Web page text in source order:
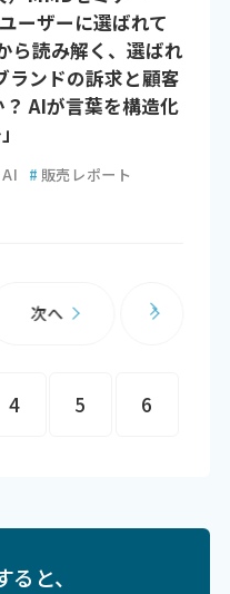
ーザーに選ばれて
ら読み解く、選ばれ
ランドの訴求と顧客
AIが言葉を構造化
AI # 販売レポート
4 5 6
次へ
と、